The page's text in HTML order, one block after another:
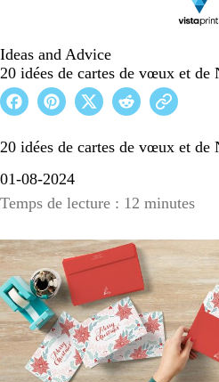
Ideas and Advice
20 idées de cartes de vœux et de
20 idées de cartes de vœux et de
01-08-2024
Temps de lecture : 12 minutes